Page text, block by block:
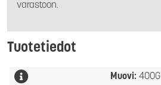
varastoon.
Tuotetiedot
Muovi: 400G